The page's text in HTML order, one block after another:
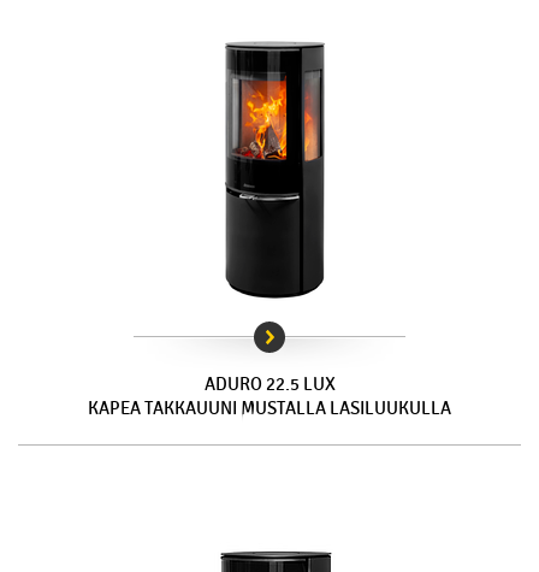
ADURO 22.5 LUX
KAPEA TAKKAUUNI MUSTALLA LASILUUKULLA